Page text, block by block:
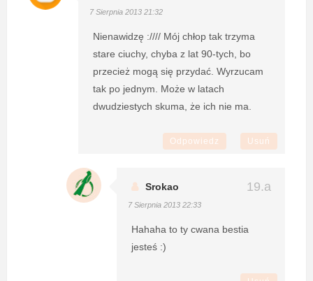
7 Sierpnia 2013 21:32
Nienawidzę ://// Mój chłop tak trzyma
stare ciuchy, chyba z lat 90-tych, bo
przecież mogą się przydać. Wyrzucam
tak po jednym. Może w latach
dwudziestych skuma, że ich nie ma.
Odpowiedz Usuń
Srokao
7 Sierpnia 2013 22:33
Hahaha to ty cwana bestia
jesteś :)